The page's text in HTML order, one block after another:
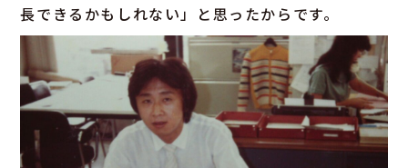
長できるかもしれない」と思ったからです。